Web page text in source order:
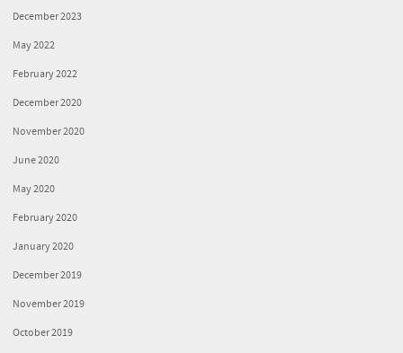
December 2023
May 2022
February 2022
December 2020
November 2020
June 2020
May 2020
February 2020
January 2020
December 2019
November 2019
October 2019